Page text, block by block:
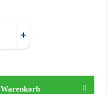
Warenkorb